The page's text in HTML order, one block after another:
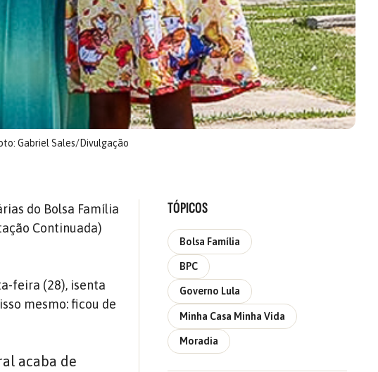
Gabriel Sales/Divulgação
do Bolsa Família
Continuada)
feira (28), isenta
mesmo: ficou de
acaba de
TÓPICOS
Bolsa Família
BPC
Governo Lula
Minha Casa Minha Vida
Moradia